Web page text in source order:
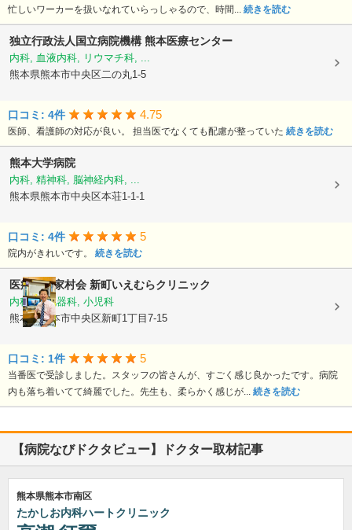
忙しいワーカーを扱いなれていらっしゃるので、時間... 続きを読む
独立行政法人国立病院機構熊本医療センター
内科, 血液内科, リウマチ科, ...
熊本県熊本市中央区二の丸1-5
口コミ: 4件 4.75
医師、看護師の対応が良い。 担当医でなくても配慮が整っていた 続きを読む
熊本大学病院
内科, 精神科, 脳神経内科, ...
熊本県熊本市中央区本荘1-1-1
口コミ: 4件 5
院内がきれいです。 続きを読む
医療法人家村会 新町いえむらクリニック
内科, 消化器科, 小児科
熊本県熊本市中央区新町1丁目7-15
口コミ: 1件 5
当番医で受診しました。スタッフの皆さんが、すごく感じ良かったです。病院
内も落ち着いてて綺麗でした。先生も、柔らかく感じが... 続きを読む
【病院なびドクタビュー】ドクター取材記事
熊本県熊本市南区
たかしお内科ハートクリニック